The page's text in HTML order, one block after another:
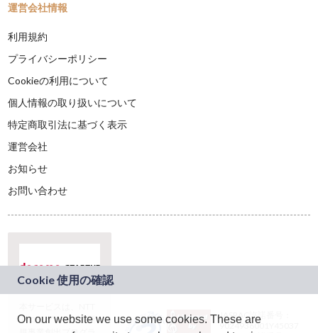
運営会社情報
利用規約
プライバシーポリシー
Cookieの利用について
個人情報の取り扱いについて
特定商取引法に基づく表示
運営会社
お知らせ
お問い合わせ
ドコモグループの新
JASRAC許諾番号：
9024936001Y45037
On our website we use some cookies. These are